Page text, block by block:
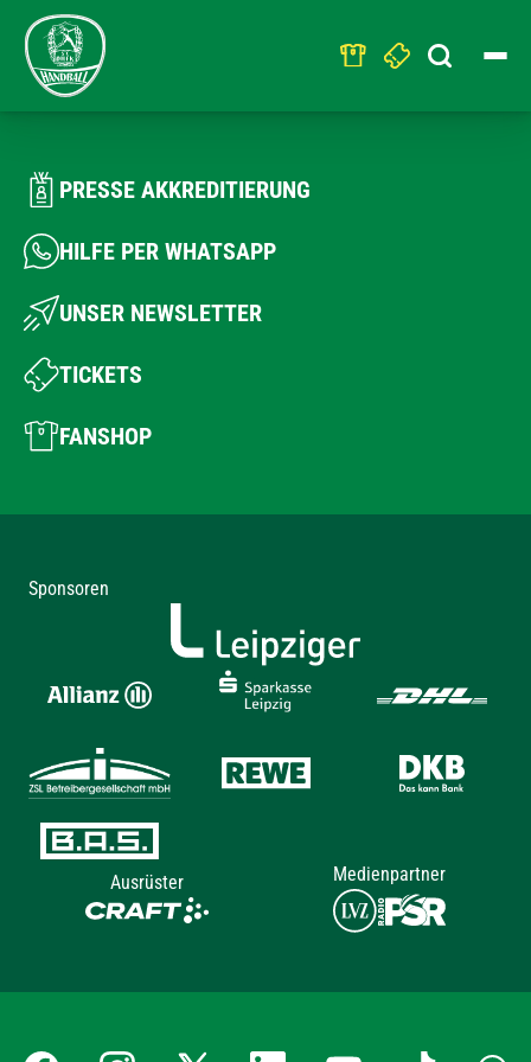
Search
for:
PRESSE AKKREDITIERUNG
HILFE PER WHATSAPP
UNSER NEWSLETTER
TICKETS
FANSHOP
Sponsoren
Ausrüster Medienpartner